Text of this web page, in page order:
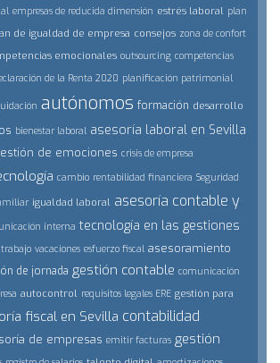
empresas de reducida dimensión estrés laboral plan
de igualdad de empresa consejos zona de confort
emocionales outsourcing competencias
de la Renta 2020 planificación patrimonial
autónomos formación desarrollo
bienestar laboral asesoría laboral en Sevilla
de emociones crisis de empresa
cambio rentabilidad financiera Seguridad
igualdad laboral asesoría contable y
interna tecnología en las gestiones
vacaciones esfuerzo fiscal asesoramiento
de jornada gestión contable comunicación
autocontrol requisitos legales ERE gestión para
fiscal en Sevilla contabilidad
de empresas emitir facturas gestión